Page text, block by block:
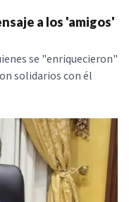
a los 'amigos'
se "enriquecieron"
solidarios con él